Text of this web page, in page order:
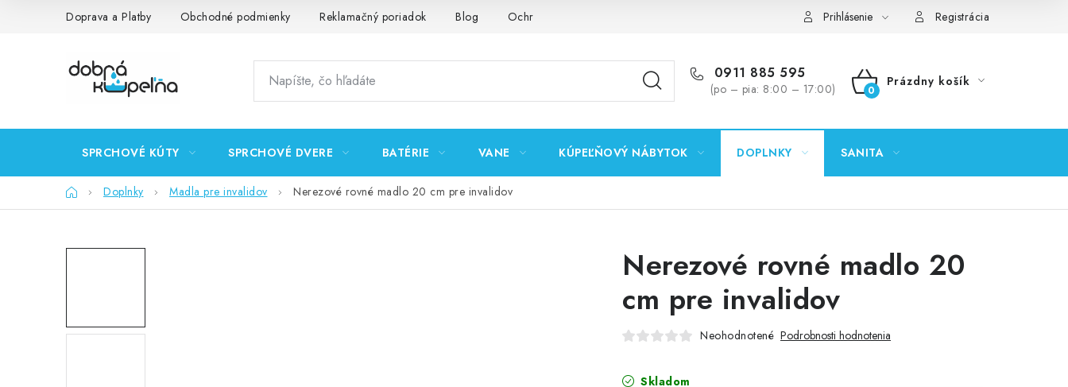
Doprava a Platby Obchodné podmienky Reklamačný poriadok Blog Ochrana osobných údajov GDPR Predajňa Nitra Formulár na vrátenie tovaru
Prihlásenie Registrácia
0911 885 595
(po – pia: 8:00 – 17:00)
NÁKUPNÝ
Prázdny košík
SPRCHOVÉ KÚTY SPRCHOVÉ DVERE BATÉRIE VANE KÚPEĽŇOVÝ NÁBYTOK DOPLNKY SANITA
DomovDoplnky Madla pre invalidov Nerezové rovné madlo 20 cm pre invalidov
Nerezové rovné madlo 20
cm pre invalidov
Neohodnotené Podrobnosti hodnotenia
Skladom